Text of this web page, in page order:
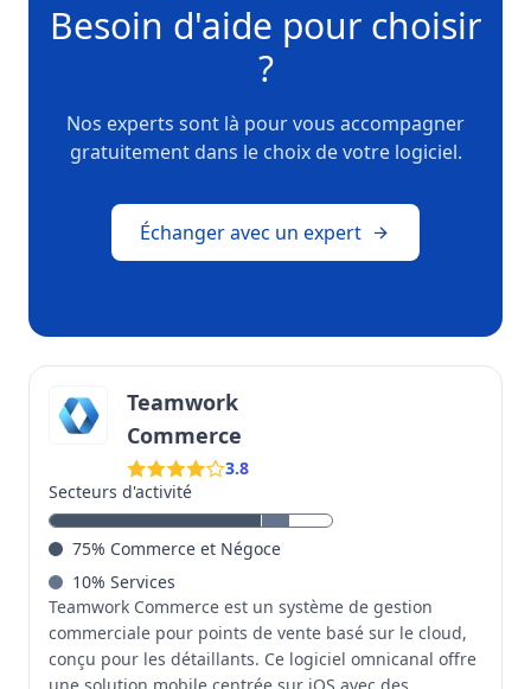
Besoin d'aide pour choisir
?
Nos experts sont là pour vous accompagner
gratuitement dans le choix de votre logiciel.
Échanger avec un expert
Teamwork
Commerce
3.8
Secteurs d'activité
75% Commerce et Négoce
10% Services
Teamwork Commerce est un système de gestion
commerciale pour points de vente basé sur le cloud,
conçu pour les détaillants. Ce logiciel omnicanal offre